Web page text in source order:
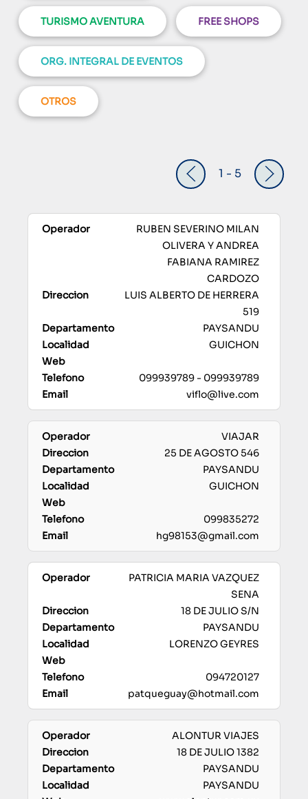
TURISMO AVENTURA FREE SHOPS
ORG. INTEGRAL DE EVENTOS
OTROS
1 - 5
RUBEN SEVERINO MILAN
OLIVERA Y ANDREA
FABIANA RAMIREZ
CARDOZO
LUIS ALBERTO DE HERRERA
519
PAYSANDU
GUICHON
099939789 - 099939789
viflo@live.com
VIAJAR
25 DE AGOSTO 546
PAYSANDU
GUICHON
099835272
hg98153@gmail.com
PATRICIA MARIA VAZQUEZ
SENA
18 DE JULIO S/N
PAYSANDU
LORENZO GEYRES
094720127
patqueguay@hotmail.com
ALONTUR VIAJES
18 DE JULIO 1382
PAYSANDU
PAYSANDU